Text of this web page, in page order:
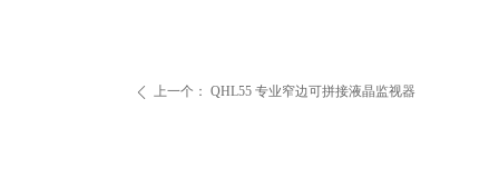
ꄴ 上一个： QHL55 专业窄边可拼接液晶监视器